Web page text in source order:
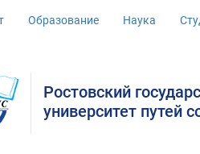
Образование Наука
Ростовский
университет путей